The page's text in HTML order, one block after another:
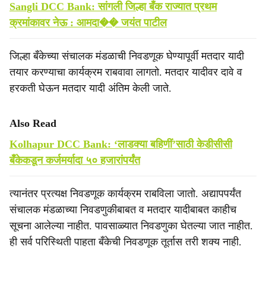
Sangli DCC Bank: सांगली जिल्हा बँक राज्यात प्रथम
क्रमांकावर नेऊ : आमदा�� जयंत पाटील
जिल्हा बँकेच्या संचालक मंडळाची निवडणूक घेण्यापूर्वी मतदार यादी
तयार करण्याचा कार्यक्रम राबवावा लागतो. मतदार यादीवर दावे व
हरकती घेऊन मतदार यादी अंतिम केली जाते.
Also Read
Kolhapur DCC Bank: ‘लाडक्या बहिणीं’साठी केडीसीसी
बँकेकडून कर्जमर्यादा ५० हजारांपर्यंत
त्यानंतर प्रत्यक्ष निवडणूक कार्यक्रम राबविला जातो. अद्यापपर्यंत
संचालक मंडळाच्या निवडणुकीबाबत व मतदार यादीबाबत काहीच
सूचना आलेल्या नाहीत. पावसाळ्यात निवडणुका घेतल्या जात नाहीत.
ही सर्व परिस्थिती पाहता बँकेची निवडणूक तूर्तास तरी शक्य नाही.